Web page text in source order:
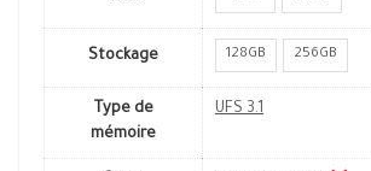
Stockage 128GB 256GB
Type de
mémoire
UFS 3.1